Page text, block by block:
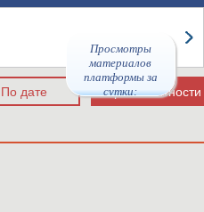
Просмотры
материалов
платформы за
сутки:
44455